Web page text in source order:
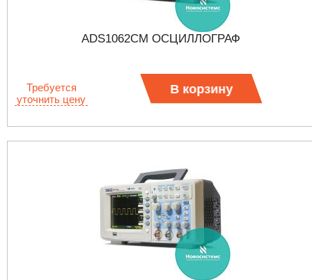
ADS1062CM ОСЦИЛЛОГРАФ
Требуется
уточнить цену
В корзину